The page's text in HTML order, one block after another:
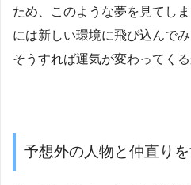
ため、このような夢を見てし
には新しい環境に飛び込んで
そうすれば運気が変わってくる
予想外の人物と仲直り